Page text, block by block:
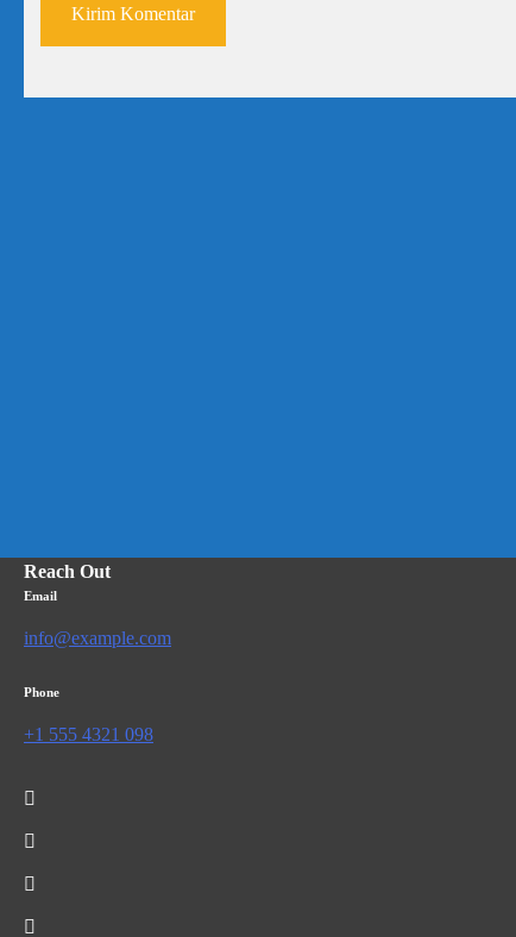
Reach Out
Email
info@example.com
Phone
+1 555 4321 098